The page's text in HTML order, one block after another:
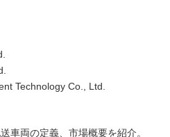
Technology Co., Ltd.
車両の定義、市場概要を紹介。